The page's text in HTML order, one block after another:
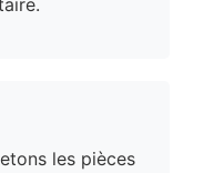
les pièces